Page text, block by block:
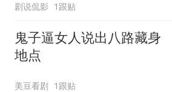
剧说侃影 1跟贴
鬼子逼女人说出八路藏身
地点
美豆看剧 1跟贴